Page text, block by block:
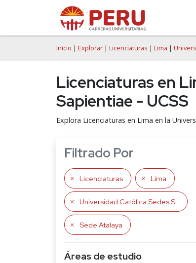
Inicio | Explorar | Licenciaturas | Lima |
Licenciaturas en
Sapientiae - UCSS
Explora Licenciaturas en Lima en la
Filtrado Por
Licenciaturas Lima
Universidad Católica Sedes Sapientiae
Sede Atalaya
Áreas de estudio